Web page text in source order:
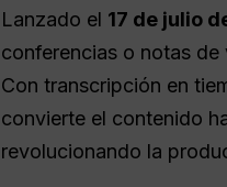
Lanzado el 17 de julio
conferencias o notas de
Con transcripción en
convierte el contenido
revolucionando la